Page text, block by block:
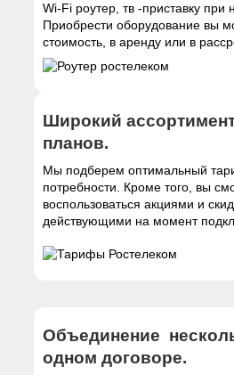
Wi-Fi роутер, тв -приставку при
Приобрести оборудование вы
стоимость, в аренду или в
Широкий
планов.
Мы подберем оптимальный
потребности. Кроме того, вы
воспользоваться акциями и
действующими на момент
Объединение
одном договоре.